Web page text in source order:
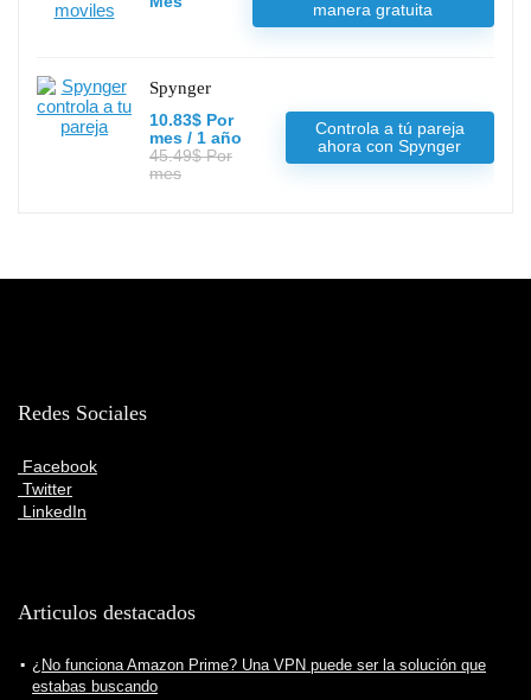
manera gratuita
Spynger
10.83$ Por
mes / 1 año
45.49$ Por
mes
Controla a tú pareja
ahora con Spynger
Redes Sociales
Facebook
Twitter
LinkedIn
Articulos destacados
¿No funciona Amazon Prime? Una VPN puede ser la solución que
estabas buscando